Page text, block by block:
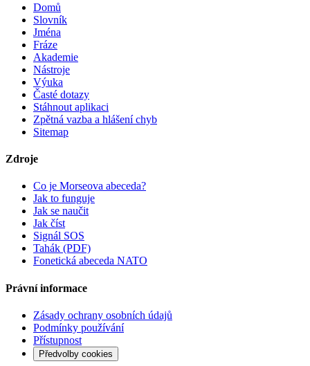
Domů
Slovník
Jména
Fráze
Akademie
Nástroje
Výuka
Časté dotazy
Stáhnout aplikaci
Zpětná vazba a hlášení chyb
Sitemap
Zdroje
Co je Morseova abeceda?
Jak to funguje
Jak se naučit
Jak číst
Signál SOS
Tahák (PDF)
Fonetická abeceda NATO
Právní informace
Zásady ochrany osobních údajů
Podmínky používání
Přístupnost
Předvolby cookies